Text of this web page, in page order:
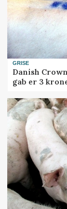
GRISE
Danish
gab er 3